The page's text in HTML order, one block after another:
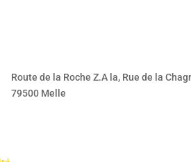
Route de la Roche Z.A la, Rue de la
79500 Melle